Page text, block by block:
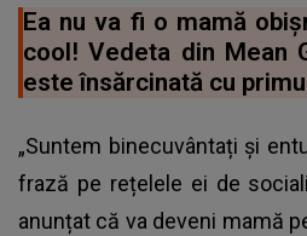
Ea nu va fi o mamă
cool! Vedeta din Mean
este însărcinată cu
„Suntem binecuvântați și
frază pe rețelele ei de
anunțat că va deveni mamă